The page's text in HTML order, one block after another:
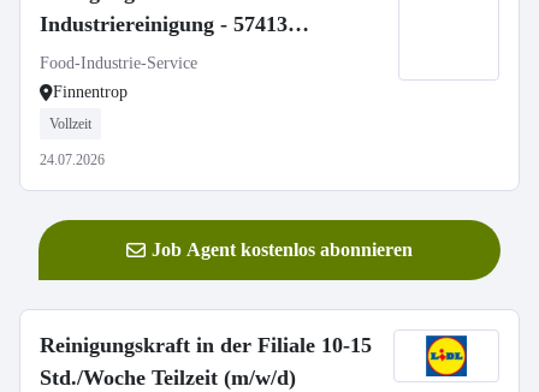
Industriereinigung - 57413
Finnentrop
Food-Industrie-Service
Finnentrop
Vollzeit
24.07.2026
Job Agent kostenlos abonnieren
Reinigungskraft in der Filiale 10-15
Std./Woche Teilzeit (m/w/d)